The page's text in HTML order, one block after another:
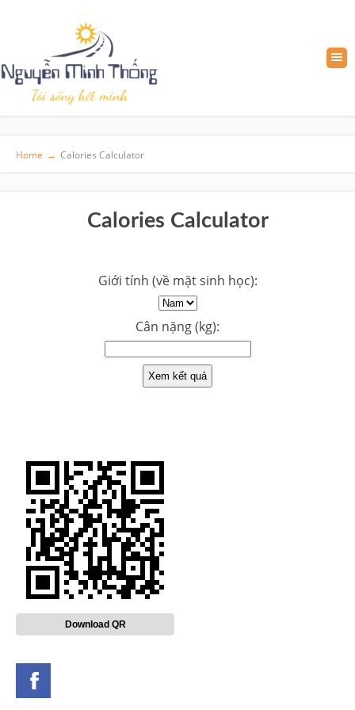
Home → Calories Calculator
Calories Calculator
Giới tính (về mặt sinh học):
Cân nặng (kg):
Xem kết quả
Download QR